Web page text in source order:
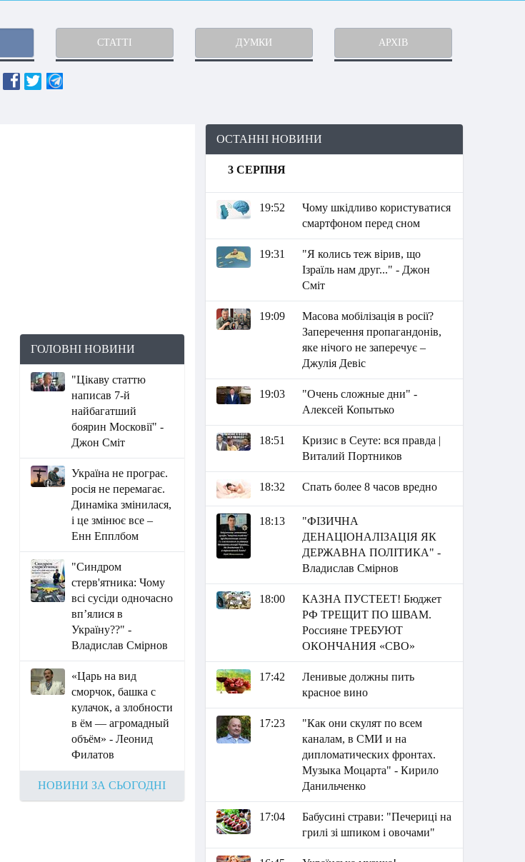
СТАТТІ ДУМКИ АРХІВ
ГОЛОВНІ НОВИНИ
"Цікаву статтю
написав 7-й
найбагатший
боярин Московії" -
Джон Сміт
Україна не програє.
росія не перемагає.
Динаміка змінилася,
і це змінює все –
Енн Епплбом
"Синдром
стерв'ятника: Чому
всі сусіди одночасно
вп’ялися в
Україну??" -
Владислав Смірнов
«Царь на вид
сморчок, башка с
кулачок, а злобности
в ём — агромадный
объём» - Леонид
Филатов
НОВИНИ ЗА СЬОГОДНІ
ОСТАННІ НОВИНИ
3 СЕРПНЯ
19:52
Чому шкідливо користуватися
смартфоном перед сном
19:31
"Я колись теж вірив, що
Ізраїль нам друг..." - Джон
Сміт
19:09
Масова мобілізація в росії?
Заперечення пропагандонів,
яке нічого не заперечує –
Джулія Девіс
19:03
"Очень сложные дни" -
Алексей Копытько
18:51
Кризис в Сеуте: вся правда |
Виталий Портников
18:32 Спать более 8 часов вредно
18:13
"ФІЗИЧНА
ДЕНАЦІОНАЛІЗАЦІЯ ЯК
ДЕРЖАВНА ПОЛІТИКА" -
Владислав Смірнов
18:00
КАЗНА ПУСТЕЕТ! Бюджет
РФ ТРЕЩИТ ПО ШВАМ.
Россияне ТРЕБУЮТ
ОКОНЧАНИЯ «СВО»
17:42
Ленивые должны пить
красное вино
17:23
"Как они скулят по всем
каналам, в СМИ и на
дипломатических фронтах.
Музыка Моцарта" - Кирило
Данильченко
17:04
Бабусині страви: "Печериці на
грилі зі шпиком і овочами"